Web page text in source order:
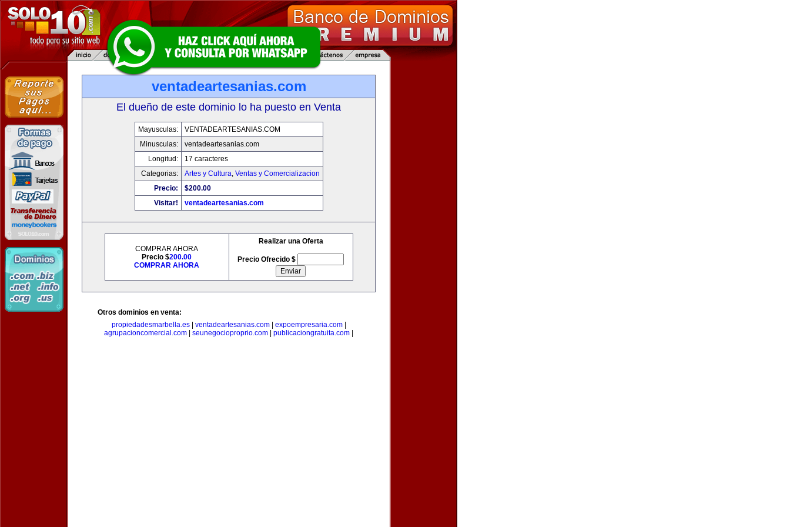
ventadeartesanias.com
El dueño de este dominio lo ha puesto en Venta
Mayusculas:
VENTADEARTESANIAS.COM
Minusculas:
ventadeartesanias.com
Longitud:
17 caracteres
Categorias:
Artes y Cultura, Ventas y Comercializacion
Precio:
$200.00
Visitar!
ventadeartesanias.com
COMPRAR AHORA
Precio $200.00
COMPRAR AHORA
Realizar una Oferta
Precio Ofrecido $
Otros dominios en venta:
propiedadesmarbella.es| ventadeartesanias.com| expoempresaria.com|
agrupacioncomercial.com
seunegocioproprio.com publicaciongratuita.com